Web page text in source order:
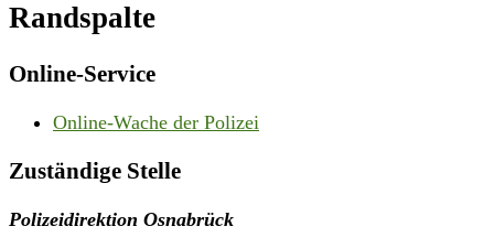
Randspalte
Online-Service
Online-Wache der Polizei
Zuständige Stelle
Polizeidirektion Osnabrück